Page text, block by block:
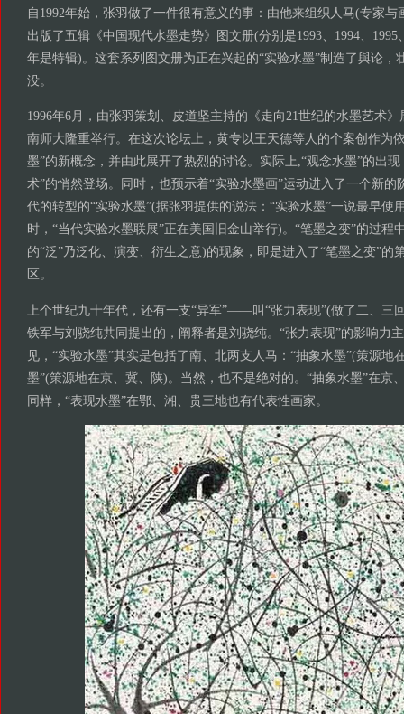
自1992年始，张羽做了一件很有意义的事：由他来组织人马(专家
出版了五辑《中国现代水墨走势》图文册(分别是1993、1994、1995
年是特辑)。这套系列图文册为正在兴起的“实验水墨”制造了與论，
没。
1996年6月，由张羽策划、皮道坚主持的《走向21世纪的水墨艺术
南师大隆重举行。在这次论坛上，黄专以王天德等人的个案创作为
墨”的新概念，并由此展开了热烈的讨论。实际上,“观念水墨”的出
术”的悄然登场。同时，也预示着“实验水墨画”运动进入了一个新
代的转型的“实验水墨”(据张羽提供的说法：“实验水墨”一说最早使
时，“当代实验水墨联展”正在美国旧金山举行)。“笔墨之变”的过程
的“泛”乃泛化、演变、衍生之意)的现象，即是进入了“笔墨之变”的
区。
上个世纪九十年代，还有一支“异军”——叫“张力表现”(做了二、三
铁军与刘骁纯共同提出的，阐释者是刘骁纯。“张力表现”的影响力
见，“实验水墨”其实是包括了南、北两支人马：“抽象水墨”(策源地
墨”(策源地在京、冀、陕)。当然，也不是绝对的。“抽象水墨”在京
同样，“表现水墨”在鄂、湘、贵三地也有代表性画家。